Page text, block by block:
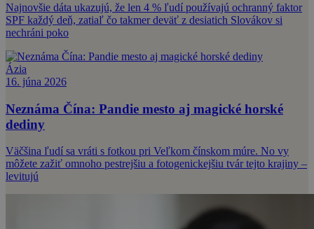
Najnovšie dáta ukazujú, že len 4 % ľudí používajú ochranný faktor
SPF každý deň, zatiaľ čo takmer deväť z desiatich Slovákov si
nechráni poko
Ázia
16. júna 2026
Neznáma Čína: Pandie mesto aj magické horské
dediny
Väčšina ľudí sa vráti s fotkou pri Veľkom čínskom múre. No vy
môžete zažiť omnoho pestrejšiu a fotogenickejšiu tvár tejto krajiny –
levitujú